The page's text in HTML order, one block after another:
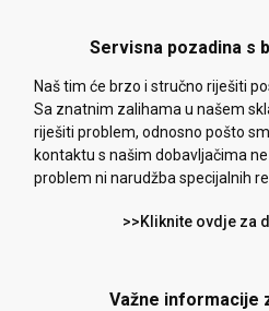
Servisna pozadina s
Naš tim će brzo i stručno riješiti
Sa znatnim zalihama u našem
riješiti problem, odnosno pošto
kontaktu s našim dobavljačima
problem ni narudžba specijalnih
>>Kliknite ovdje za
Važne informacije